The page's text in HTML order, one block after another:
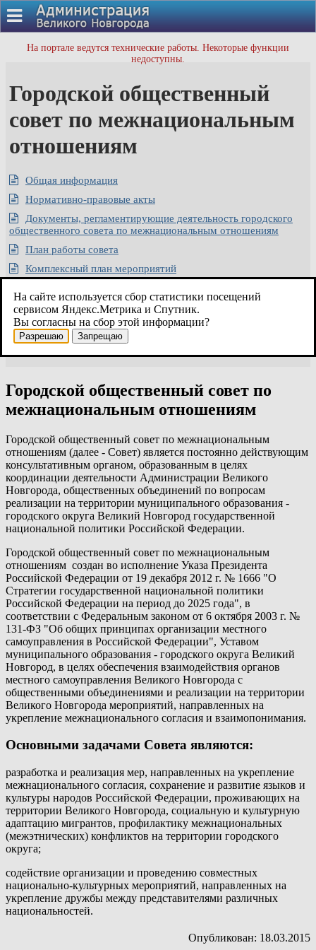
На портале ведутся технические работы. Некоторые функции
недоступны.
Городской общественный
совет по межнациональным
отношениям
Общая информация
Нормативно-правовые акты
Документы, регламентирующие деятельность городского
общественного совета по межнациональным отношениям
План работы совета
Комплексный план мероприятий
общественными организациями - членами совета
Информационный сборник для мигрантов "Пути
преодоления"
Городской общественный совет по
межнациональным отношениям
Городской общественный совет по межнациональным
отношениям (далее - Совет) является постоянно действующим
консультативным органом, образованным в целях
координации деятельности Администрации Великого
Новгорода, общественных объединений по вопросам
реализации на территории муниципального образования -
городского округа Великий Новгород государственной
национальной политики Российской Федерации.
Городской общественный совет по межнациональным
отношениям создан во исполнение Указа Президента
Российской Федерации от 19 декабря 2012 г. № 1666 "О
Стратегии государственной национальной политики
Российской Федерации на период до 2025 года", в
соответствии с Федеральным законом от 6 октября 2003 г. №
131-ФЗ "Об общих принципах организации местного
самоуправления в Российской Федерации", Уставом
муниципального образования - городского округа Великий
Новгород, в целях обеспечения взаимодействия органов
местного самоуправления Великого Новгорода с
общественными объединениями и реализации на территории
Великого Новгорода мероприятий, направленных на
укрепление межнационального согласия и взаимопонимания.
Основными задачами Совета являются:
разработка и реализация мер, направленных на укрепление
межнационального согласия, сохранение и развитие языков и
культуры народов Российской Федерации, проживающих на
территории Великого Новгорода, социальную и культурную
адаптацию мигрантов, профилактику межнациональных
(межэтнических) конфликтов на территории городского
округа;
содействие организации и проведению совместных
национально-культурных мероприятий, направленных на
укрепление дружбы между представителями различных
национальностей.
Опубликован: 18.03.2015
На сайте используется сбор статистики посещений
сервисом Яндекс.Метрика и Спутник.
Вы согласны на сбор этой информации?
Разрешаю Запрещаю